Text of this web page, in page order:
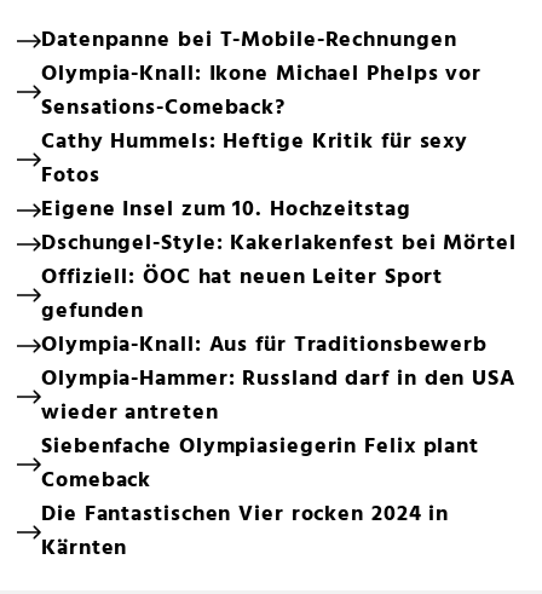
Datenpanne bei T-Mobile-Rechnungen
Olympia-Knall: Ikone Michael Phelps vor
Sensations-Comeback?
Cathy Hummels: Heftige Kritik für sexy
Fotos
Eigene Insel zum 10. Hochzeitstag
Dschungel-Style: Kakerlakenfest bei Mörtel
Offiziell: ÖOC hat neuen Leiter Sport
gefunden
Olympia-Knall: Aus für Traditionsbewerb
Olympia-Hammer: Russland darf in den USA
wieder antreten
Siebenfache Olympiasiegerin Felix plant
Comeback
Die Fantastischen Vier rocken 2024 in
Kärnten